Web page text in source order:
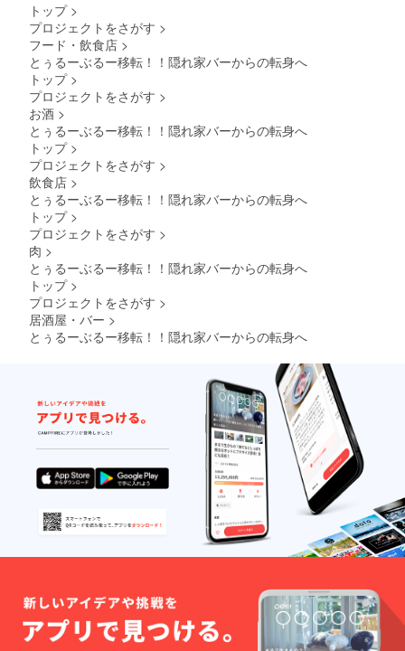
トップ >
プロジェクトをさがす >
フード・飲食店 >
とぅるーぶるー移転！！隠れ家バーからの転身へ
トップ >
プロジェクトをさがす >
お酒 >
とぅるーぶるー移転！！隠れ家バーからの転身へ
トップ >
プロジェクトをさがす >
飲食店 >
とぅるーぶるー移転！！隠れ家バーからの転身へ
トップ >
プロジェクトをさがす >
肉 >
とぅるーぶるー移転！！隠れ家バーからの転身へ
トップ >
プロジェクトをさがす >
居酒屋・バー >
とぅるーぶるー移転！！隠れ家バーからの転身へ